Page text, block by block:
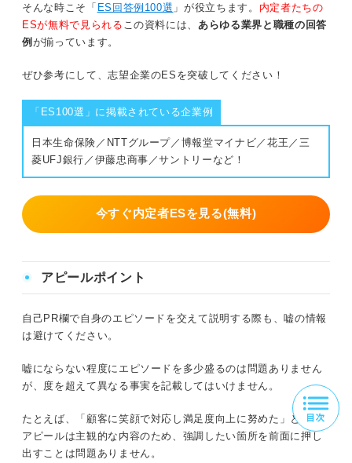
そんな時こそ「 ES回答例100選 」が役立ちます。 内定者たちの
ESが無料で見られる この資料には、 あらゆる業界と職種の回答
例が揃っています。
ぜひ参考にして、志望企業のESを突破してください！
「ES100選」に掲載されている企業例
日本生命保険／NTTグループ／博報堂マイナビ／花王／三
菱UFJ銀行／伊藤忠商事／サントリーなど！
今すぐ内定者ESを見る(無料)
アピールポイント
自己PR欄で自身のエピソードを交えて説明する際も、嘘の情報
は避けてください。
嘘にならない程度にエピソードを多少盛るのは問題ありません
が、度を超えて異なる事実を記載してはいけません。
たとえば、「顧客に笑顔で対応し満足度向上に努めた」という
アピールは主観的な内容のため、強調したい箇所を前面に押し
出すことは問題ありません。